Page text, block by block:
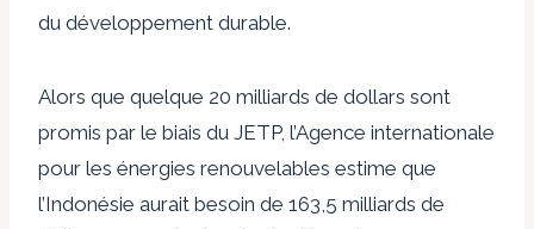
du développement durable.
Alors que quelque 20 milliards de dollars sont
promis par le biais du JETP, l’Agence internationale
pour les énergies renouvelables estime que
l’Indonésie aurait besoin de 163,5 milliards de